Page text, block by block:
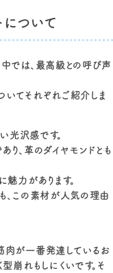
について
では、最高級との呼び声
いてそれぞれご紹介しま
光沢感です。
、革のダイヤモンドとも
力があります。
、この素材が人気の理由
肉が一番発達しているお
崩れもしにくいです。そ